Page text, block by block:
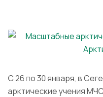
С 26 по 30 января, в
арктические учения